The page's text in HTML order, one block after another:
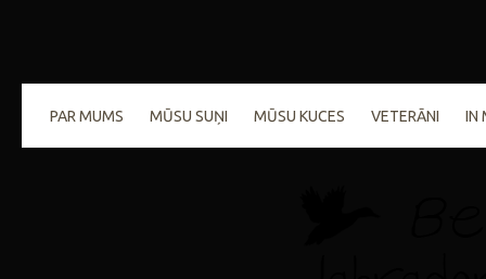
PAR MUMS MŪSU SUŅI MŪSU KUCES VETERĀNI IN